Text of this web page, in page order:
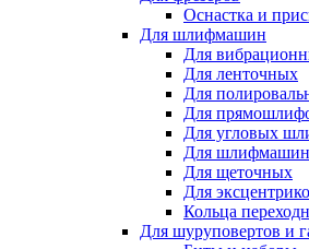
Оснастка и
Для шлифмашин
Для
Для ленточных
Для
Для
Для угловых
Для шлифмашин
Для щеточных
Для
Кольца
Для шуруповертов и